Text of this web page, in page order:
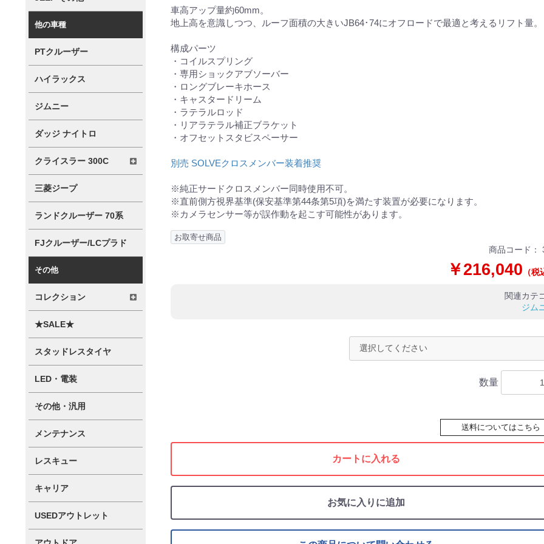
他の車種
PTクルーザー
ハイラックス
ジムニー
ダッジ ナイトロ
クライスラー 300C
三菱ジープ
ランドクルーザー 70系
FJクルーザー/LCプラド
その他
コレクション
★SALE★
スタッドレスタイヤ
LED・電装
その他・汎用
メンテナンス
レスキュー
キャリア
USEDアウトレット
車高アップ量約60mm。
地上高を意識しつつ、ルーフ面積の大きいJB64･74にオフロードで最適と考えるリフト量
構成パーツ
・コイルスプリング
・専用ショックアブソーバー
・ロングブレーキホース
・キャスタードリーム
・ラテラルロッド
・リアラテラル補正ブラケット
・オフセットスタビスペーサー
別売 SOLVEクロスメンバー装着推奨
※純正サードクロスメンバー同時使用不可。
※直前側方視界基準(保安基準第44条第5項)を満たす装置が必要になります。
※カメラセンサー等が誤作動を起こす可能性があります。
お取寄せ商品
商品コード：
￥216,040 （税
関連カテ
ジム
数量
送料についてはこちら
カートに入れる
お気に入りに追加